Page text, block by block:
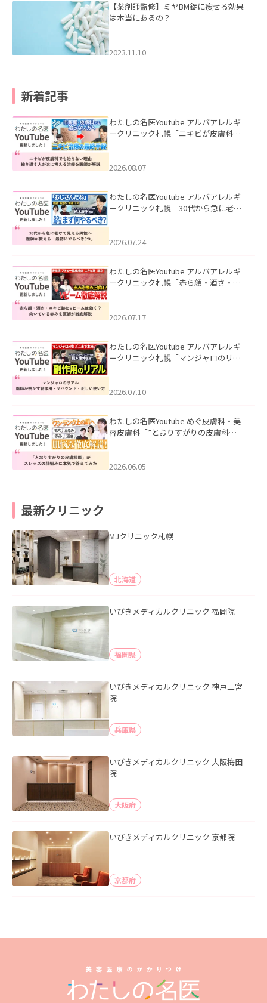
【薬剤師監修】ミヤBM錠に痩せる効果
は本当にあるの？
2023.11.10
新着記事
わたしの名医Youtube アルバアレルギ
ークリニック札幌「ニキビが皮膚科で
ました。
2026.08.07
わたしの名医Youtube アルバアレルギ
ークリニック札幌「30代から急に老け
た。
2026.07.24
わたしの名医Youtube アルバアレルギ
ークリニック札幌「赤ら顔・酒さ・ニ
した。
2026.07.17
わたしの名医Youtube アルバアレルギ
ークリニック札幌「マンジャロのリア
た。
2026.07.10
わたしの名医Youtube めぐ皮膚科・美
容皮膚科「”とおりすがりの皮膚科
2026.06.05
最新クリニック
MJクリニック札幌
北海道
いびきメディカルクリニック 福岡院
福岡県
いびきメディカルクリニック 神戸三宮
院
兵庫県
いびきメディカルクリニック 大阪梅田
院
大阪府
いびきメディカルクリニック 京都院
京都府